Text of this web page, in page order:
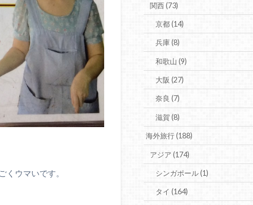
ウマいです。
関西(73)
京都(14)
兵庫(8)
和歌山(9)
大阪(27)
奈良(7)
滋賀(8)
海外旅行(188)
アジア (174)
シンガポール(1)
タイ(164)